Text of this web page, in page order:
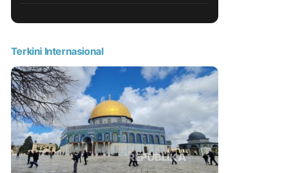
Terkini Internasional